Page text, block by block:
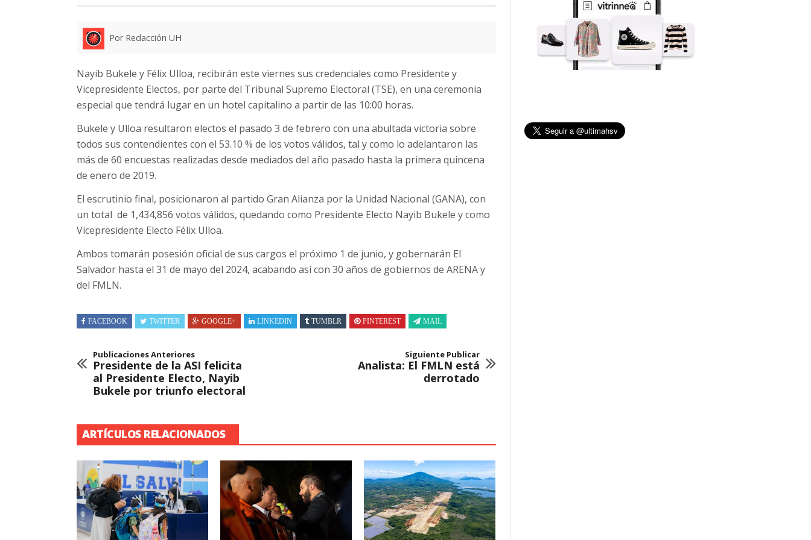
Por Redacción UH
Nayib Bukele y Félix Ulloa, recibirán este viernes sus credenciales como Presidente y
Vicepresidente Electos, por parte del Tribunal Supremo Electoral (TSE), en una ceremonia
especial que tendrá lugar en un hotel capitalino a partir de las 10:00 horas.
Bukele y Ulloa resultaron electos el pasado 3 de febrero con una abultada victoria sobre
todos sus contendientes con el 53.10 % de los votos válidos, tal y como lo adelantaron las
más de 60 encuestas realizadas desde mediados del año pasado hasta la primera quincena
de enero de 2019.
El escrutinio final, posicionaron al partido Gran Alianza por la Unidad Nacional (GANA), con
un total de 1,434,856 votos válidos, quedando como Presidente Electo Nayib Bukele y como
Vicepresidente Electo Félix Ulloa.
Ambos tomarán posesión oficial de sus cargos el próximo 1 de junio, y gobernarán El
Salvador hasta el 31 de mayo del 2024, acabando así con 30 años de gobiernos de ARENA y
del FMLN.
FACEBOOK TWITTER GOOGLE+ LINKEDIN TUMBLR PINTEREST MAIL
Publicaciones Anteriores
Presidente de la ASI felicita
al Presidente Electo, Nayib
Bukele por triunfo electoral
Siguiente Publicar
Analista: El FMLN está
derrotado
ARTÍCULOS RELACIONADOS